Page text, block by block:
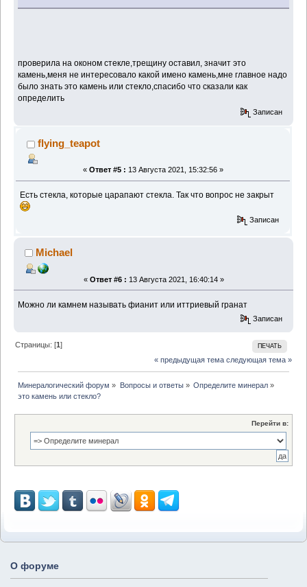
проверила на оконом стекле,трещину оставил, значит это
камень,меня не интересовало какой имено камень,мне главное надо
было знать это камень или стекло,спасибо что сказали как
определить
Записан
flying_teapot
« Ответ #5 : 13 Августа 2021, 15:32:56 »
Есть стекла, которые царапают стекла. Так что вопрос не закрыт
Записан
Michael
« Ответ #6 : 13 Августа 2021, 16:40:14 »
Можно ли камнем называть фианит или иттриевый гранат
Записан
ПЕЧАТЬ
Страницы: [1]
« предыдущая тема следующая тема »
Минералогический форум » Вопросы и ответы» Определите минерал»
это камень или стекло?
Перейти в:
О форуме